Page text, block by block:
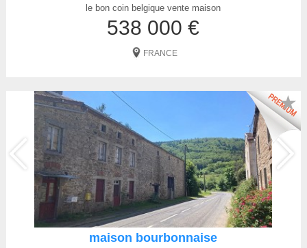
le bon coin belgique vente maison
538 000 €
FRANCE
maison bourbonnaise
★